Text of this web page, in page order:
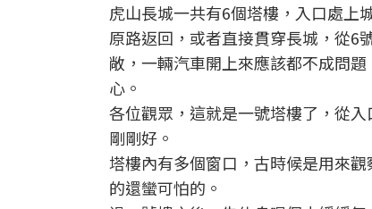
虎山長城一共有6個塔樓，入口處上
原路返回，或者直接貫穿長城，從6
敞，一輛汽車開上來應該都不成問
心。
各位觀眾，這就是一號塔樓了，從
剛剛好。
塔樓內有多個窗口，古時候是用來
的還蠻可怕的。